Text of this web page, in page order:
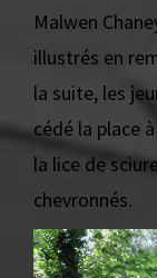
Malwen
illustrés en
la suite, les
cédé la place
la lice de
chevronnés.